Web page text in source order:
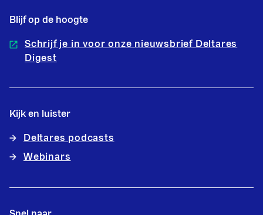
Blijf op de hoogte
Schrijf je in voor onze nieuwsbrief Deltares
Digest
Kijk en luister
Deltares podcasts
Webinars